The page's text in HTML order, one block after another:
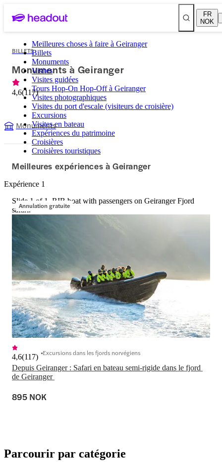
FR
NOK
Meilleures choses à faire à Geiranger
Billets
Monuments
Visites
Visites guidées
Tours Hop-On Hop-Off à Geiranger
Visites photographiques
Visites du port d'escale (visiteurs de croisière)
Excursions
Visites en bateau
Expériences du patrimoine
Croisières
Croisières touristiques
BILLETS
Monuments à Geiranger
4,6(117)
Monuments
Meilleures expériences à Geiranger
Expérience 1
Annulation gratuite
Slide 1 of 1, RIB boat with passengers on Geiranger Fjord
safari.
Depuis Geiranger : Safari en bateau semi-rigide dans le fjord
de Geiranger
4,6(117) Excursions dans les fjords norvégiens
895 NOK
Parcourir par catégorie